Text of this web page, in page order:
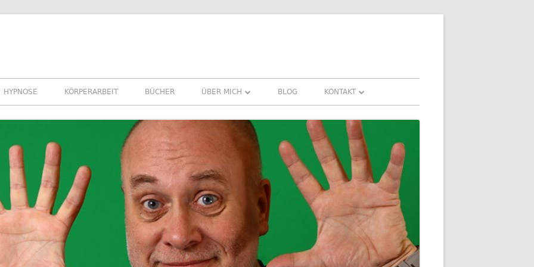
HYPNOSE KÖRPERARBEIT BÜCHER ÜBER MICH
REFERENZEN ERFAHRUNGEN UND
NEWSLETTER
BLOG KONTAKT
DOWNLOADS
FAQ
DATENSCHUTZ
IMPRESSUM